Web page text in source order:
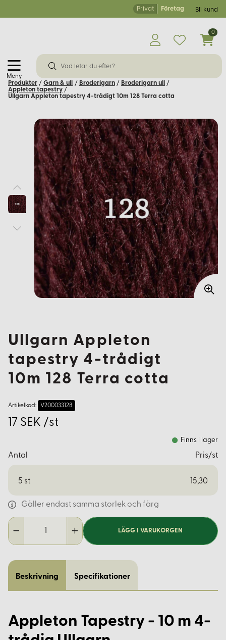
Privat Företag Bli kund
Meny
0
Produkter / Garn & ull / Broderigarn / Broderigarn ull
/
Appleton tapestry /
Ullgarn Appleton tapestry 4-trådigt 10m 128 Terra cotta
Ullgarn Appleton
tapestry 4-trådigt
10m 128 Terra cotta
Artikelkod: V200033128
17 SEK /st
Finns i lager
Antal Pris/st
5 st 15,30
Gäller endast samma storlek och färg
LÄGG I VARUKORGEN
Beskrivning Specifikationer
Appleton Tapestry - 10 m 4-